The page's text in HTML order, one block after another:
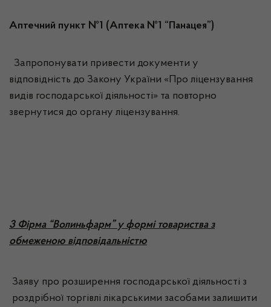
Аптечний пункт №1 (Аптека №1 “Панацея”)
Запропонувати привести документи у
відповідність до Закону України «Про ліцензування
видів господарської діяльності» та повторно
звернутися до органу ліцензування.
3 Фірма “Волиньфарм” у формі товариства з
обмеженою відповідальністю
Заяву про розширення господарської діяльності з
роздрібної торгівлі лікарськими засобами залишити